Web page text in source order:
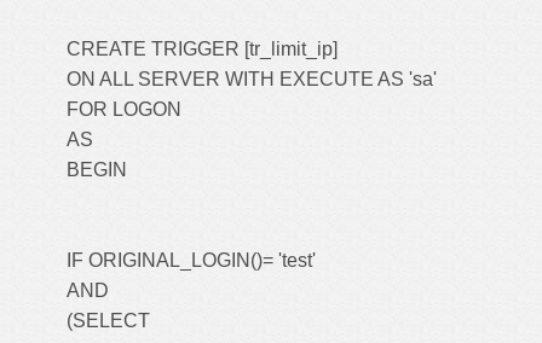
CREATE TRIGGER [tr_limit_ip]
ON ALL SERVER WITH EXECUTE AS 'sa'
FOR LOGON
AS
BEGIN
IF ORIGINAL_LOGIN()= 'test'
AND
(SELECT